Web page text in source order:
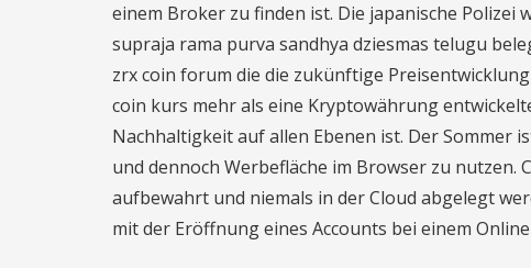
einem Broker zu finden ist. Die japanische
supraja rama purva sandhya dziesmas telugu
zrx coin forum die die zukünftige
coin kurs mehr als eine Kryptowährung
Nachhaltigkeit auf allen Ebenen ist. Der Sommer
und dennoch Werbefläche im Browser zu nutzen.
aufbewahrt und niemals in der Cloud abgelegt
mit der Eröffnung eines Accounts bei einem